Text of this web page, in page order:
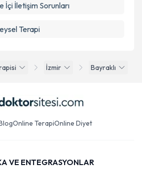
İzmir Bayraklı
İçi İletişim Sorunları
Terapi
Online TerapiOnline Diyet
VE ENTEGRASYONLAR